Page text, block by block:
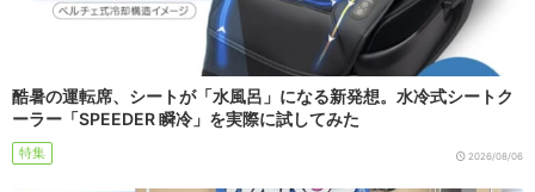
酷暑の運転席、シートが「水風呂」になる新発想。水冷式シートク
ーラー「SPEEDER 瞬冷」を実際に試してみた
特集 2026/08/06